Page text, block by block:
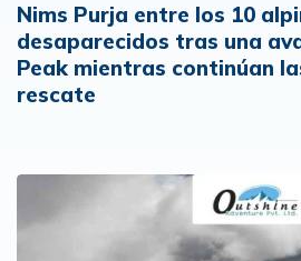
Nims Purja entre los 10
desaparecidos tras una
Peak mientras continúan
rescate